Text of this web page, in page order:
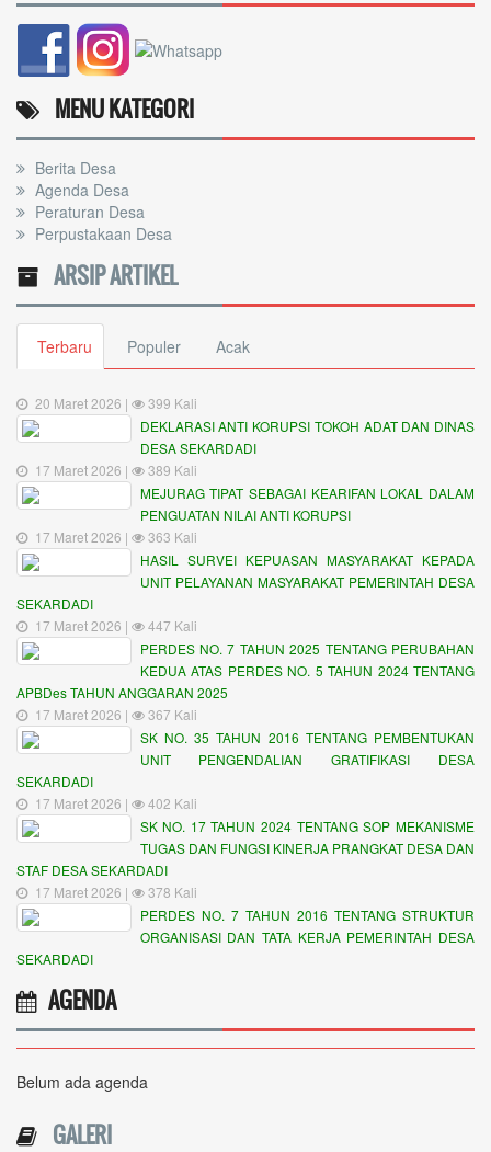
MENU KATEGORI
Berita Desa
Agenda Desa
Peraturan Desa
Perpustakaan Desa
ARSIP ARTIKEL
Terbaru Populer Acak
20 Maret 2026 |
399 Kali
DEKLARASI ANTI KORUPSI TOKOH ADAT DAN DINAS
DESA SEKARDADI
17 Maret 2026 |
389 Kali
MEJURAG TIPAT SEBAGAI KEARIFAN LOKAL DALAM
PENGUATAN NILAI ANTI KORUPSI
17 Maret 2026 |
363 Kali
HASIL SURVEI KEPUASAN MASYARAKAT KEPADA
UNIT PELAYANAN MASYARAKAT PEMERINTAH DESA
SEKARDADI
17 Maret 2026 |
447 Kali
PERDES NO. 7 TAHUN 2025 TENTANG PERUBAHAN
KEDUA ATAS PERDES NO. 5 TAHUN 2024 TENTANG
APBDes TAHUN ANGGARAN 2025
17 Maret 2026 |
367 Kali
SK NO. 35 TAHUN 2016 TENTANG PEMBENTUKAN
UNIT PENGENDALIAN GRATIFIKASI DESA
SEKARDADI
17 Maret 2026 |
402 Kali
SK NO. 17 TAHUN 2024 TENTANG SOP MEKANISME
TUGAS DAN FUNGSI KINERJA PRANGKAT DESA DAN
STAF DESA SEKARDADI
17 Maret 2026 |
378 Kali
PERDES NO. 7 TAHUN 2016 TENTANG STRUKTUR
ORGANISASI DAN TATA KERJA PEMERINTAH DESA
SEKARDADI
AGENDA
Belum ada agenda
GALERI